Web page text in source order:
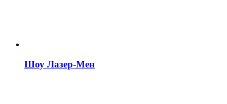
Шоу Лазер-Мен